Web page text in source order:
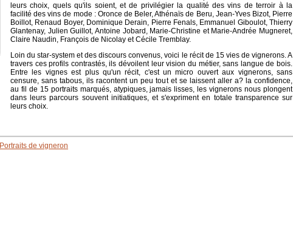
leurs choix, quels qu'ils soient, et de privilégier la qualité des vins de terroir à la
facilité des vins de mode : Oronce de Beler, Athénaïs de Beru, Jean-Yves Bizot, Pierre
Boillot, Renaud Boyer, Dominique Derain, Pierre Fenals, Emmanuel Giboulot, Thierry
Glantenay, Julien Guillot, Antoine Jobard, Marie-Christine et Marie-Andrée Mugneret,
Claire Naudin, François de Nicolay et Cécile Tremblay.
Loin du star-system et des discours convenus, voici le récit de 15 vies de vignerons. A
travers ces profils contrastés, ils dévoilent leur vision du métier, sans langue de bois.
Entre les vignes est plus qu'un récit, c'est un micro ouvert aux vignerons, sans
censure, sans tabous, ils racontent un peu tout et se laissent aller a? la confidence,
au fil de 15 portraits marqués, atypiques, jamais lisses, les vignerons nous plongent
dans leurs parcours souvent initiatiques, et s'expriment en totale transparence sur
leurs choix.
Portraits de vigneron